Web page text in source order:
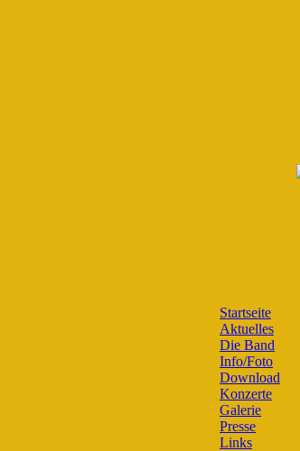
Startseite
Aktuelles
Die Band
Info/Foto
Download
Konzerte
Galerie
Presse
Links